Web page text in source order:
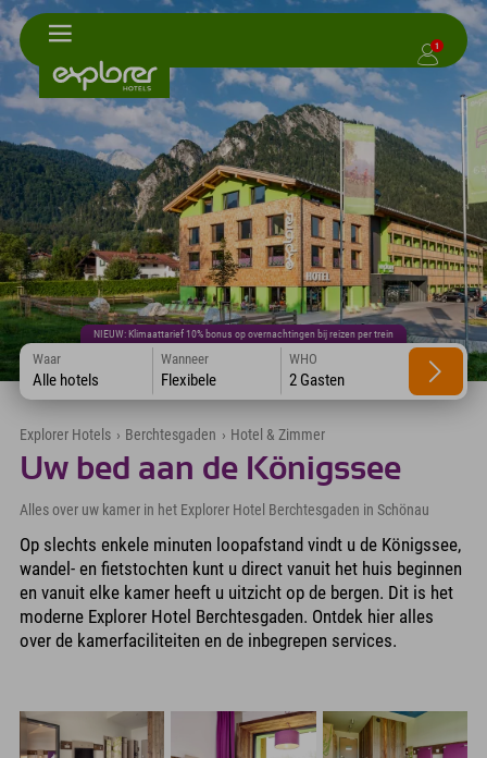
1
NIEUW: Klimaattarief 10% bonus op overnachtingen bij reizen per trein
Waar
Alle hotels
Wanneer
Flexibele
WHO
2 Gasten
Explorer Hotels › Berchtesgaden › Hotel & Zimmer
Uw bed aan de Königssee
Alles over uw kamer in het Explorer Hotel Berchtesgaden in Schönau
Op slechts enkele minuten loopafstand vindt u de Königssee,
wandel- en fietstochten kunt u direct vanuit het huis beginnen
en vanuit elke kamer heeft u uitzicht op de bergen. Dit is het
moderne Explorer Hotel Berchtesgaden. Ontdek hier alles
over de kamerfaciliteiten en de inbegrepen services.